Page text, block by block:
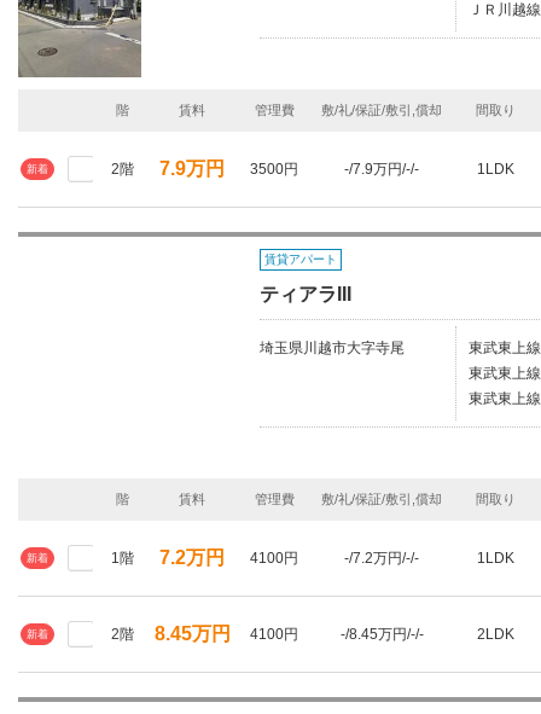
ＪＲ川越
階 賃料 管理費 敷/礼/保証/敷引,償却 間取り
新着 2階 7.9万円 3500円 -/7.9万円/-/- 1LDK
賃貸アパート
ティアラIII
埼玉県川越市大字寺尾
東武東上
東武東上
東武東上
階 賃料 管理費 敷/礼/保証/敷引,償却 間取り
新着 1階 7.2万円 4100円 -/7.2万円/-/- 1LDK
新着 2階 8.45万円 4100円 -/8.45万円/-/- 2LDK